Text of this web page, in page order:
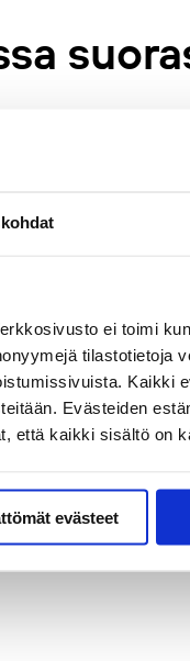
ei toimi
tilastotietoja
Kaikki
Evästeiden
että kaikki sisältö on
evästeet
11.
tuotannosta ja
Artikkeleita
eturivin
(oik.)